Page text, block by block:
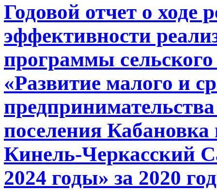
Годовой отчет о ходе
эффективности
программы
«Развитие малого и
поселения
Кинель-Черкасский
2024 годы» за 2020 год